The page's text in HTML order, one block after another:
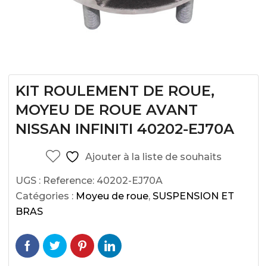
KIT ROULEMENT DE ROUE,
MOYEU DE ROUE AVANT
NISSAN INFINITI 40202-EJ70A
Ajouter à la liste de souhaits
UGS : Reference: 40202-EJ70A
Catégories : Moyeu de roue, SUSPENSION ET
BRAS